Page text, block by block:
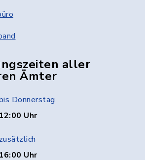
aller
Ämter
Donnerstag
Uhr
Uhr